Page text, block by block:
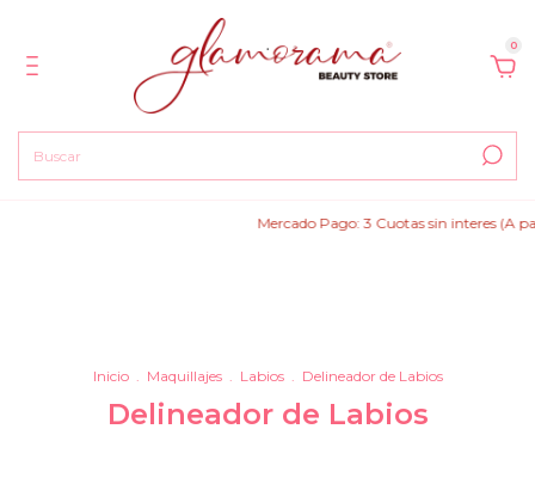
0
Mercado Pago: 3 Cuotas sin interes (A
Inicio . Maquillajes . Labios . Delineador de Labios
Delineador de Labios